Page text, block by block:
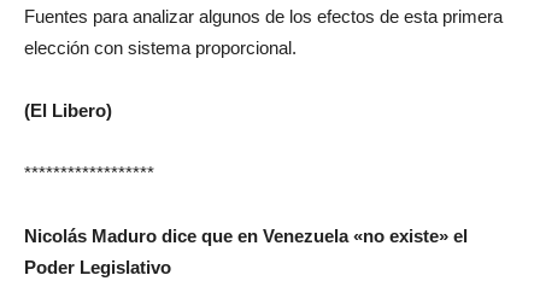
Fuentes para analizar algunos de los efectos de esta primera
elección con sistema proporcional.
(El Libero)
******************
Nicolás Maduro dice que en Venezuela «no existe» el
Poder Legislativo